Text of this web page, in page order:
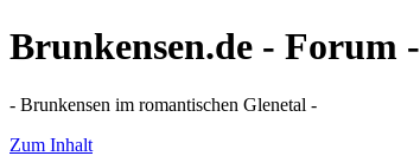
Brunkensen.de - Forum -
- Brunkensen im romantischen Glenetal -
Zum Inhalt